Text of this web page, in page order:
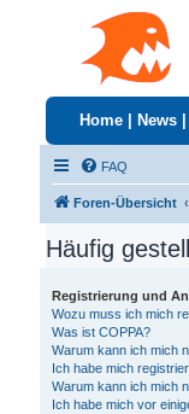
Home News
FAQ
Foren-Übersicht
Häufig
Registrierung und
Wozu muss ich mich
Was ist COPPA?
Warum kann ich mich
Ich habe mich
Warum kann ich mich
Ich habe mich vor